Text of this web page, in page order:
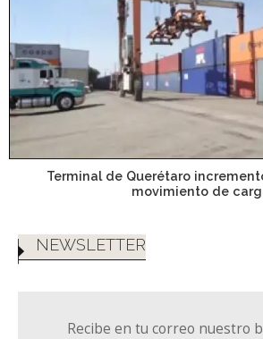
Terminal de Querétaro
movimiento de
NEWSLETTER
Recibe en tu correo nuestro